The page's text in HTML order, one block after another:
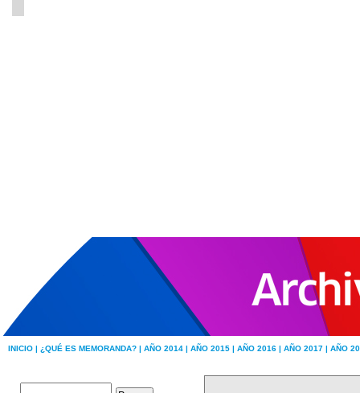
INICIO | ¿QUÉ ES MEMORANDA? | AÑO 2014 | AÑO 2015 | AÑO 2016 | AÑO 2017 | AÑO